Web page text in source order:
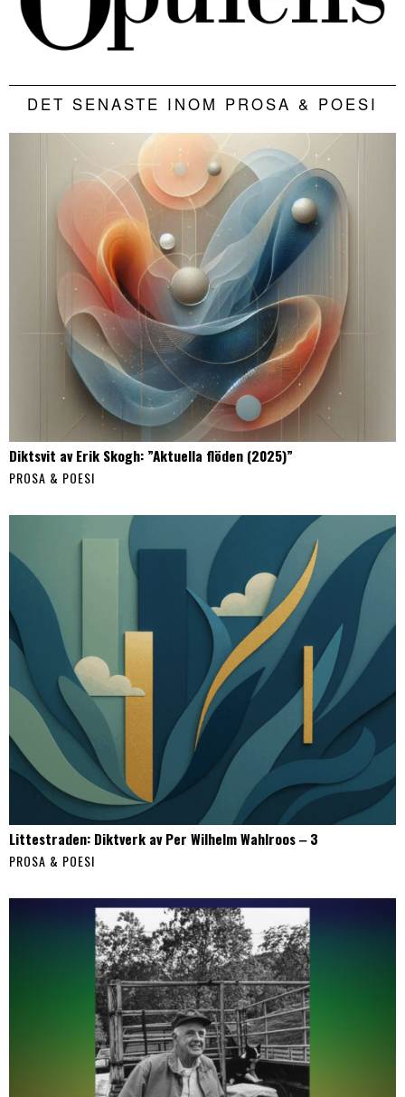
DET SENASTE INOM PROSA & POESI
Diktsvit av Erik Skogh: ”Aktuella flöden (2025)”
PROSA & POESI
Littestraden: Diktverk av Per Wilhelm Wahlroos ‒ 3
PROSA & POESI